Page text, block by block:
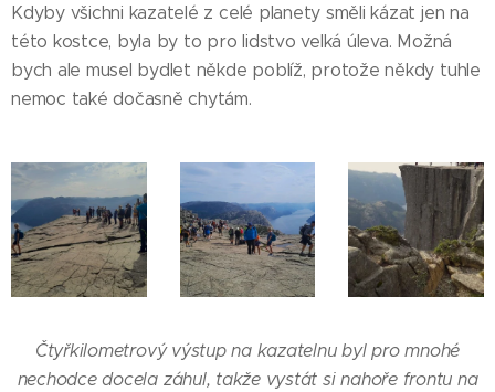
Kdyby všichni kazatelé z celé planety směli kázat jen na
této kostce, byla by to pro lidstvo velká úleva. Možná
bych ale musel bydlet někde poblíž, protože někdy tuhle
nemoc také dočasně chytám.
Čtyřkilometrový výstup na kazatelnu byl pro mnohé
nechodce docela záhul, takže vystát si nahoře frontu na